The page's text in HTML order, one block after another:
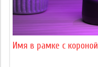
Имя в рамке с короной